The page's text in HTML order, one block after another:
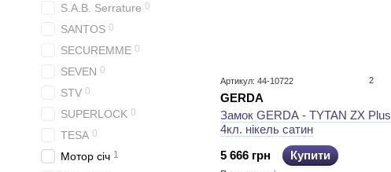
Артикул: 44-10722 2
GERDA
Замок GERDA - TYTAN ZX Plus
4кл. нікель сатин
5 666 грн
Купити
S.A.B. Serrature 0
SANTOS 0
SECUREMME 0
SEVEN 0
STV 0
SUPERLOCK 0
TESA 0
Мотор січ 1